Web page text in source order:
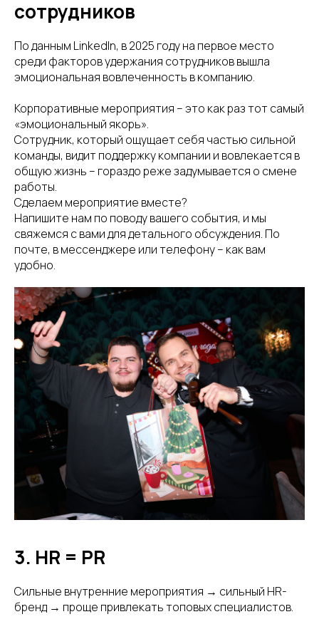
сотрудников
По данным LinkedIn, в 2025 году на первое место
среди факторов удержания сотрудников вышла
эмоциональная вовлеченность в компанию.
Корпоративные мероприятия – это как раз тот самый
«эмоциональный якорь».
Сотрудник, который ощущает себя частью сильной
команды, видит поддержку компании и вовлекается в
общую жизнь – гораздо реже задумывается о смене
работы.
Сделаем мероприятие вместе?
Напишите нам по поводу вашего события, и мы
свяжемся с вами для детального обсуждения. По
почте, в мессенджере или телефону – как вам
удобно.
3. HR = PR
Сильные внутренние мероприятия → сильный HR-
бренд → проще привлекать топовых специалистов.